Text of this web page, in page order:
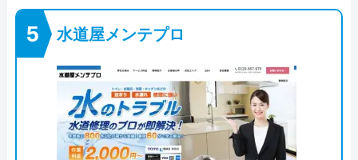
水道屋メンテプロ